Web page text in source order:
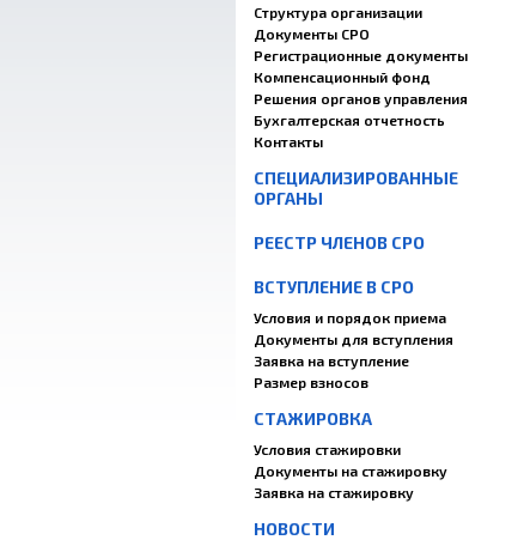
Структура организации
Документы СРО
Регистрационные документы
Компенсационный фонд
Решения органов управления
Бухгалтерская отчетность
Контакты
СПЕЦИАЛИЗИРОВАННЫЕ
ОРГАНЫ
РЕЕСТР ЧЛЕНОВ СРО
ВСТУПЛЕНИЕ В СРО
Условия и порядок приема
Документы для вступления
Заявка на вступление
Размер взносов
СТАЖИРОВКА
Условия стажировки
Документы на стажировку
Заявка на стажировку
НОВОСТИ